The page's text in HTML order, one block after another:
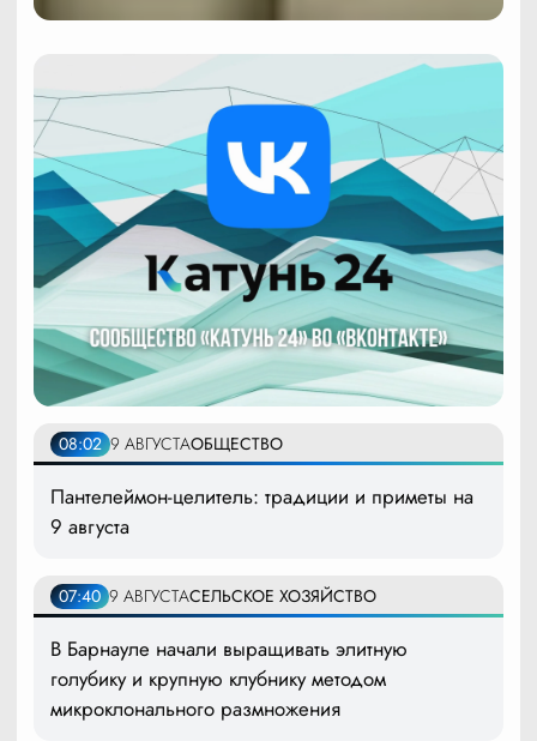
08:02 9 АВГУСТАОБЩЕСТВО
Пантелеймон-целитель: традиции и приметы на
9 августа
07:40 9 АВГУСТАСЕЛЬСКОЕ ХОЗЯЙСТВО
В Барнауле начали выращивать элитную
голубику и крупную клубнику методом
микроклонального размножения